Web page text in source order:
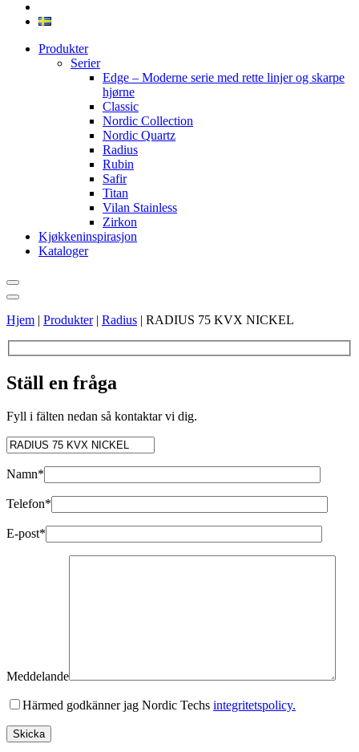
Produkter
Serier
Edge – Moderne serie med rette linjer og skarpe
hjørne
Classic
Nordic Collection
Nordic Quartz
Radius
Rubin
Safir
Titan
Vilan Stainless
Zirkon
Kjøkkeninspirasjon
Kataloger
Hjem | Produkter| Radius | RADIUS 75 KVX NICKEL
Ställ en fråga
Fyll i fälten nedan så kontaktar vi dig.
Namn*
Telefon*
E-post*
Meddelande
Härmed godkänner jag Nordic Techs integritetspolicy.